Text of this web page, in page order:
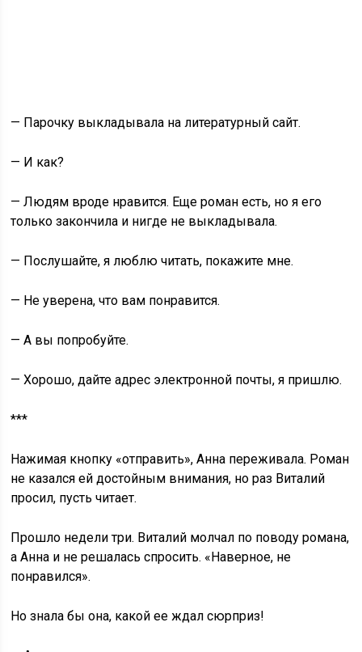
— Парочку выкладывала на литературный сайт.
— И как?
— Людям вроде нравится. Еще роман есть, но я его
только закончила и нигде не выкладывала.
— Послушайте, я люблю читать, покажите мне.
— Не уверена, что вам понравится.
— А вы попробуйте.
— Хорошо, дайте адрес электронной почты, я пришлю.
***
Нажимая кнопку «отправить», Анна переживала. Роман
не казался ей достойным внимания, но раз Виталий
просил, пусть читает.
Прошло недели три. Виталий молчал по поводу романа,
а Анна и не решалась спросить. «Наверное, не
понравился».
Но знала бы она, какой ее ждал сюрприз!